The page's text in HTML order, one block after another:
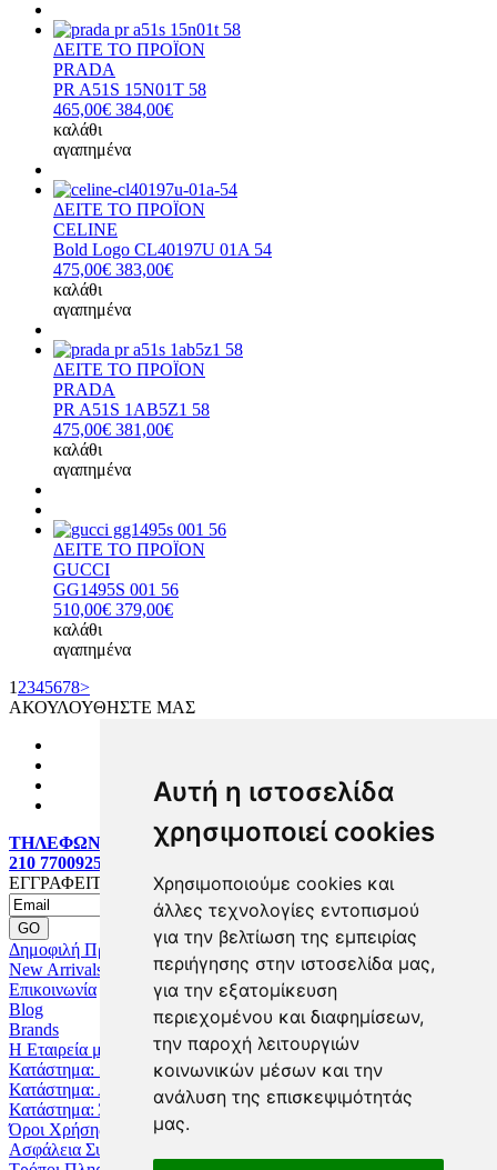
Αυτή η ιστοσελίδα
χρησιμοποιεί cookies
Χρησιμοποιούμε cookies και
άλλες τεχνολογίες εντοπισμού
για την βελτίωση της εμπειρίας
περιήγησης στην ιστοσελίδα μας,
για την εξατομίκευση
περιεχομένου και διαφημίσεων,
την παροχή λειτουργιών
κοινωνικών μέσων και την
ανάλυση της επισκεψιμότητάς
μας.
ΔΕΙΤΕ ΤΟ ΠΡΟΪΟΝ
PRADA
PR A51S 15N01T 58
465,00€ 384,00€
καλάθι
αγαπημένα
ΔΕΙΤΕ ΤΟ ΠΡΟΪΟΝ
CELINE
Bold Logo CL40197U 01A 54
475,00€ 383,00€
καλάθι
αγαπημένα
ΔΕΙΤΕ ΤΟ ΠΡΟΪΟΝ
PRADA
PR A51S 1AB5Z1 58
475,00€ 381,00€
καλάθι
αγαπημένα
ΔΕΙΤΕ ΤΟ ΠΡΟΪΟΝ
GUCCI
GG1495S 001 56
510,00€ 379,00€
καλάθι
αγαπημένα
1 2345678>
ΑΚΟΥΛΟΥΘΗΣΤΕ ΜΑΣ
ΤΗΛΕΦΩΝΙΚΕΣ ΠΑΡΑΓΓΕΛΙΕΣ:
210 7700925
ΕΓΓΡΑΦΕΙΤΕ MAILING LIST
Δημοφιλή Προϊόντα
New Arrivals
Επικοινωνία
Blog
Brands
Η Εταιρεία μας
Κατάστημα: Ζωγράφου
Κατάστημα: Αχαρναί
Κατάστημα: Άνω Λιόσια
Όροι Χρήσης
Ασφάλεια Συναλλαγών